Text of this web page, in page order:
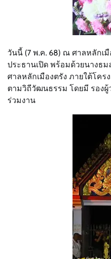
วันนี้ (7 พ.ค. 68) ณ ศาลหลักเ
ประธานเปิด พร้อมด้วยนางธ
ศาลหลักเมืองตรัง ภายใต้โค
ตามวิถีวัฒนธรรม โดยมี รอง
ร่วมงาน